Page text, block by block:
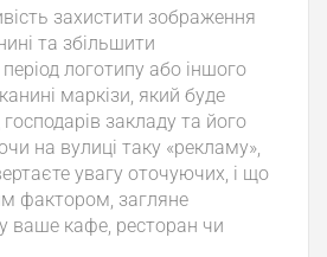
захистити зображення
та збільшити
логотипу або іншого
маркізи, який буде
закладу та його
на вулиці таку «рекламу»,
увагу оточуючих, і що
фактором, загляне
у ваше кафе, ресторан чи